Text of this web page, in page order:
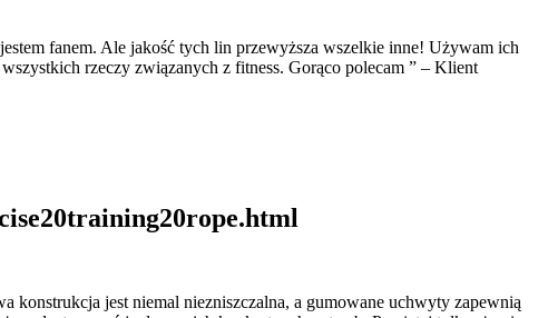
fanem. Ale jakość tych lin przewyższa wszelkie inne! Używam ich
rzeczy związanych z fitness. Gorąco polecam ” – Klient
konstrukcja jest niemal niezniszczalna, a gumowane uchwyty zapewnią